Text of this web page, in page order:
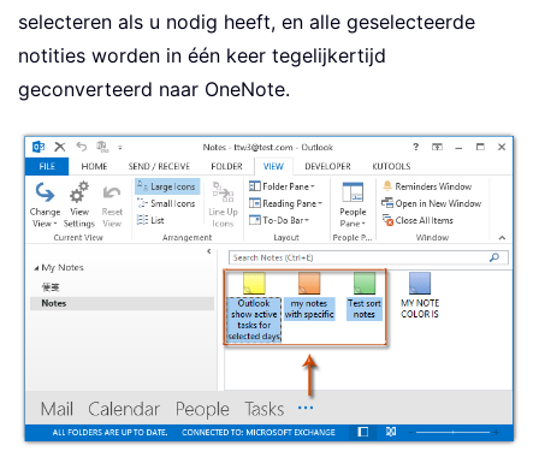
selecteren als u nodig heeft, en alle geselecteerde
notities worden in één keer tegelijkertijd
geconverteerd naar OneNote.